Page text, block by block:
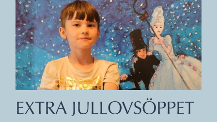
EXTRA JULLOVSÖPPET